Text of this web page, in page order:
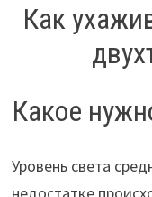
Как
Какое
Уровень света
недостатке